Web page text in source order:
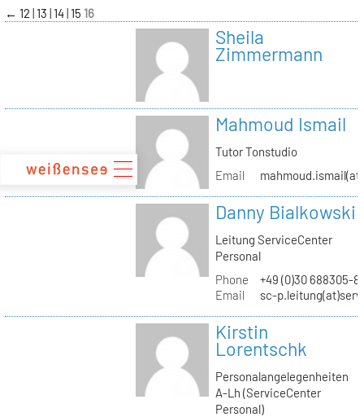
zum
Inhalt
← 12 13 14 15 16
Sheila
Zimmermann
Mahmoud Ismail
Tutor Tonstudio
Email
Danny Bialkowski
Leitung ServiceCenter
Personal
Phone
+49 (0)30 688305-
Email
sc-
Kirstin
Lorentschk
Personalangelegenheiten
A-Lh (ServiceCenter
Personal)